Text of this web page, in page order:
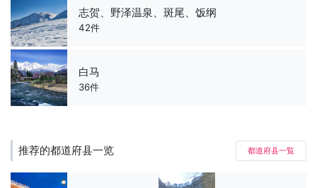
志贺、野泽温泉、斑尾、饭纲
42件
白马
36件
推荐的都道府县一览 都道府县一覧